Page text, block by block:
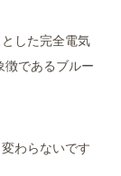
した完全電気
徴であるブルー
わらないです